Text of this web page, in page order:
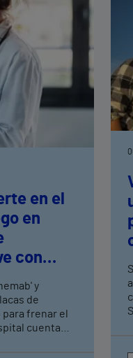
en el
en
con
y
de
frenar el